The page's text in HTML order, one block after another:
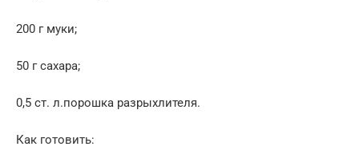
200 г муки;
50 г сахара;
0,5 ст. л.порошка разрыхлителя.
Как готовить: